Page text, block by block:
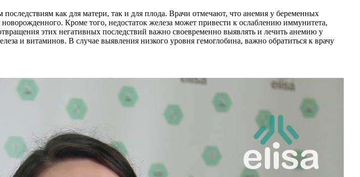
как для матери, так и для плода. Врачи отмечают, что анемия у беременных
Кроме того, недостаток железа может привести к ослаблению иммунитета,
этих негативных последствий важно своевременно выявлять и лечить анемию у
и витаминов. В случае выявления низкого уровня гемоглобина, важно обратиться к врачу